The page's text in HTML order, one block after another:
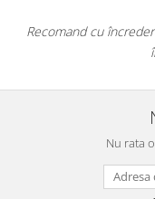
Recomand cu
Nu rata